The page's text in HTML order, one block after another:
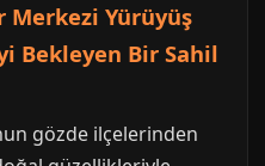
Merkezi Yürüyüş
Bekleyen Bir Sahil
gözde ilçelerinden